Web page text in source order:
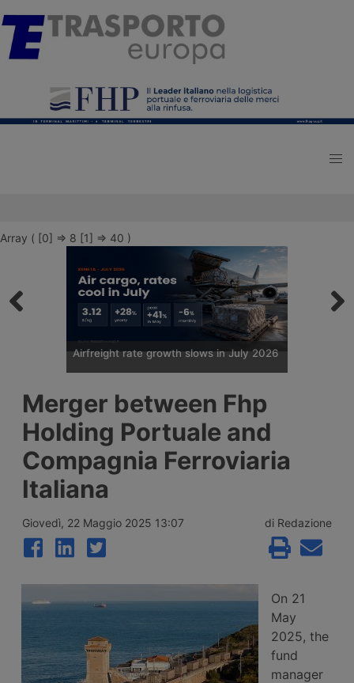
Array ( [0] => 8 [1] => 40 )
Airfreight rate growth slows in July 2026
year in July, to $3.12 per kg, but the pace
of growth slowed for the second
consecutive month. According to Xeneta,
the market faces a weaker second half of
2026, with few signs of a peak season.
Merger between Fhp
Holding Portuale and
Compagnia Ferroviaria
Italiana
Giovedì, 22 Maggio 2025 13:07 di Redazione
On 21
May
2025, the
fund
manager